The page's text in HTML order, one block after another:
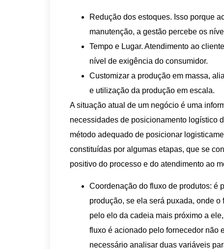
Redução dos estoques. Isso porque
manutenção, a gestão percebe os
Tempo e Lugar. Atendimento ao
nível de exigência do consumidor.
Customizar a produção em massa,
e utilização da produção em escala.
A situação atual de um negócio é uma
necessidades de posicionamento logístico
método adequado de posicionar
constituídas por algumas etapas, que se
positivo do processo e do atendimento ao
Coordenação do fluxo de produtos: é
produção, se ela será puxada, onde
pelo elo da cadeia mais próximo a
fluxo é acionado pelo fornecedor não
necessário analisar duas variáveis